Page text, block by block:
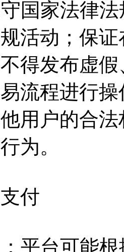
国家法律
活动；保
得发布虚
流程进行
用户的合
为。
付
平台可能